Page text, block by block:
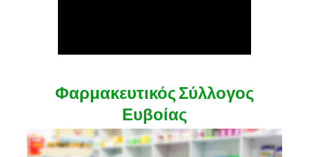
Φαρμακευτικός Σύλλογος
Ευβοίας